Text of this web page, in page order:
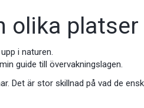
olika platser
i naturen.
guide till övervakningslagen.
Det är stor skillnad på vad de